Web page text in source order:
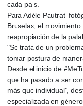
cada país.
Para Adéle Pautrat,
Bruselas, el
reapropiación de la
"Se trata de un
tomar postura de
Desde el inicio de
que ha pasado a ser
más que individual",
especializada en